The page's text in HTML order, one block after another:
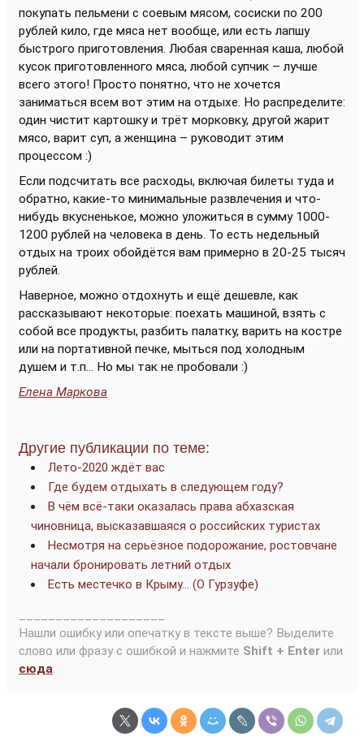
покупать пельмени с соевым мясом, сосиски по 200
рублей кило, где мяса нет вообще, или есть лапшу
быстрого приготовления. Любая сваренная каша, любой
кусок приготовленного мяса, любой супчик – лучше
всего этого! Просто понятно, что не хочется
заниматься всем вот этим на отдыхе. Но распределите:
один чистит картошку и трёт морковку, другой жарит
мясо, варит суп, а женщина – руководит этим
процессом :)
Если подсчитать все расходы, включая билеты туда и
обратно, какие-то минимальные развлечения и что-
нибудь вкусненькое, можно уложиться в сумму 1000-
1200 рублей на человека в день. То есть недельный
отдых на троих обойдётся вам примерно в 20-25 тысяч
рублей.
Наверное, можно отдохнуть и ещё дешевле, как
рассказывают некоторые: поехать машиной, взять с
собой все продукты, разбить палатку, варить на костре
или на портативной печке, мыться под холодным
душем и т.п... Но мы так не пробовали :)
Елена Маркова
Другие публикации по теме:
Лето-2020 ждёт вас
Где будем отдыхать в следующем году?
В чём всё-таки оказалась права абхазская
чиновница, высказавшаяся о российских туристах
Несмотря на серьёзное подорожание, ростовчане
начали бронировать летний отдых
Есть местечко в Крыму… (О Гурзуфе)
Нашли ошибку или опечатку в тексте выше? Выделите
слово или фразу с ошибкой и нажмите Shift + Enter или
сюда.